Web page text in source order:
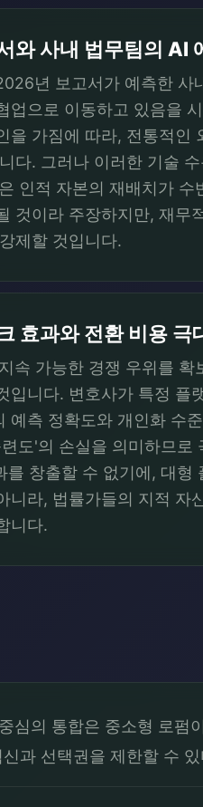
와 사내 법무팀의 AI
년 보고서가 예측한 사
업으로 이동하고 있음을
을 가짐에 따라, 전통적인
다. 그러나 이러한 기술
인적 자본의 재배치가
것이라 주장하지만, 재무
제할 것입니다.
효과와 전환 비용 극
속 가능한 경쟁 우위를
입니다. 변호사가 특정 플
예측 정확도와 개인화 수
도'의 손실을 의미하므로
창출할 수 없기에, 대형
니라, 법률가들의 지적 자
니다.
심의 통합은 중소형 로펌
과 선택권을 제한할 수